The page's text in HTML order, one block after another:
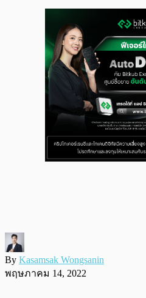
By Kasamsak Wongsanin
พฤษภาคม 14, 2022